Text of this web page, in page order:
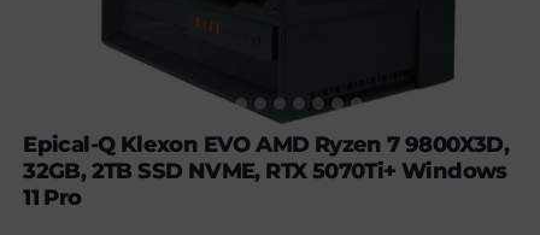
Epical-Q Klexon EVO AMD Ryzen 7 9800X3D,
32GB, 2TB SSD NVME, RTX 5070Ti+ Windows
11 Pro